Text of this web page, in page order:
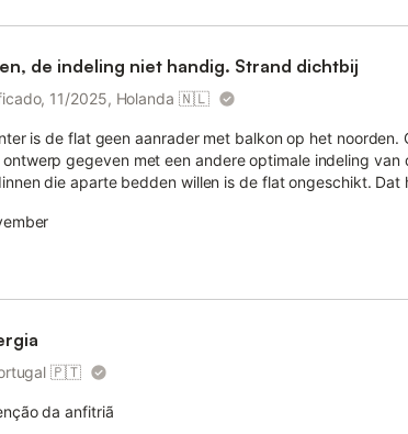
de indeling niet handig. Strand dichtbij
11/2025, Holanda 🇳🇱
is de flat geen aanrader met balkon op het noorden.
gegeven met een andere optimale indeling
die aparte bedden willen is de flat ongeschikt. Dat
🇵🇹
da anfitriã